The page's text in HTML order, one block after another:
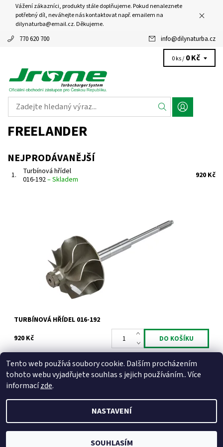
Vážení zákazníci, produkty stále doplňujeme. Pokud nenaleznete
potřebný díl, neváhejte nás kontaktovat např. emailem na
dilynaturba@email.cz. Děkujeme.
770 620 700 info@dilynaturba.cz
0 ks / 0 Kč
FREELANDER
NEJPRODÁVANĚJŠÍ
1.
Turbínová hřídel
016-192–Skladem 920 Kč
Hřídel s turbínovým kolem pro turbodmychadla Garrett 2.0TDi
Skladem
833
Jrone
2 roky
TURBÍNOVÁ HŘÍDEL 016-192
920 Kč
nastavení cookies
Vytvořil Shoptet
Tento web používá soubory cookie. Dalším procházením
tohoto webu vyjadřujete souhlas s jejich používáním.. Více
informacízde.
NASTAVENÍ
SOUHLASÍM